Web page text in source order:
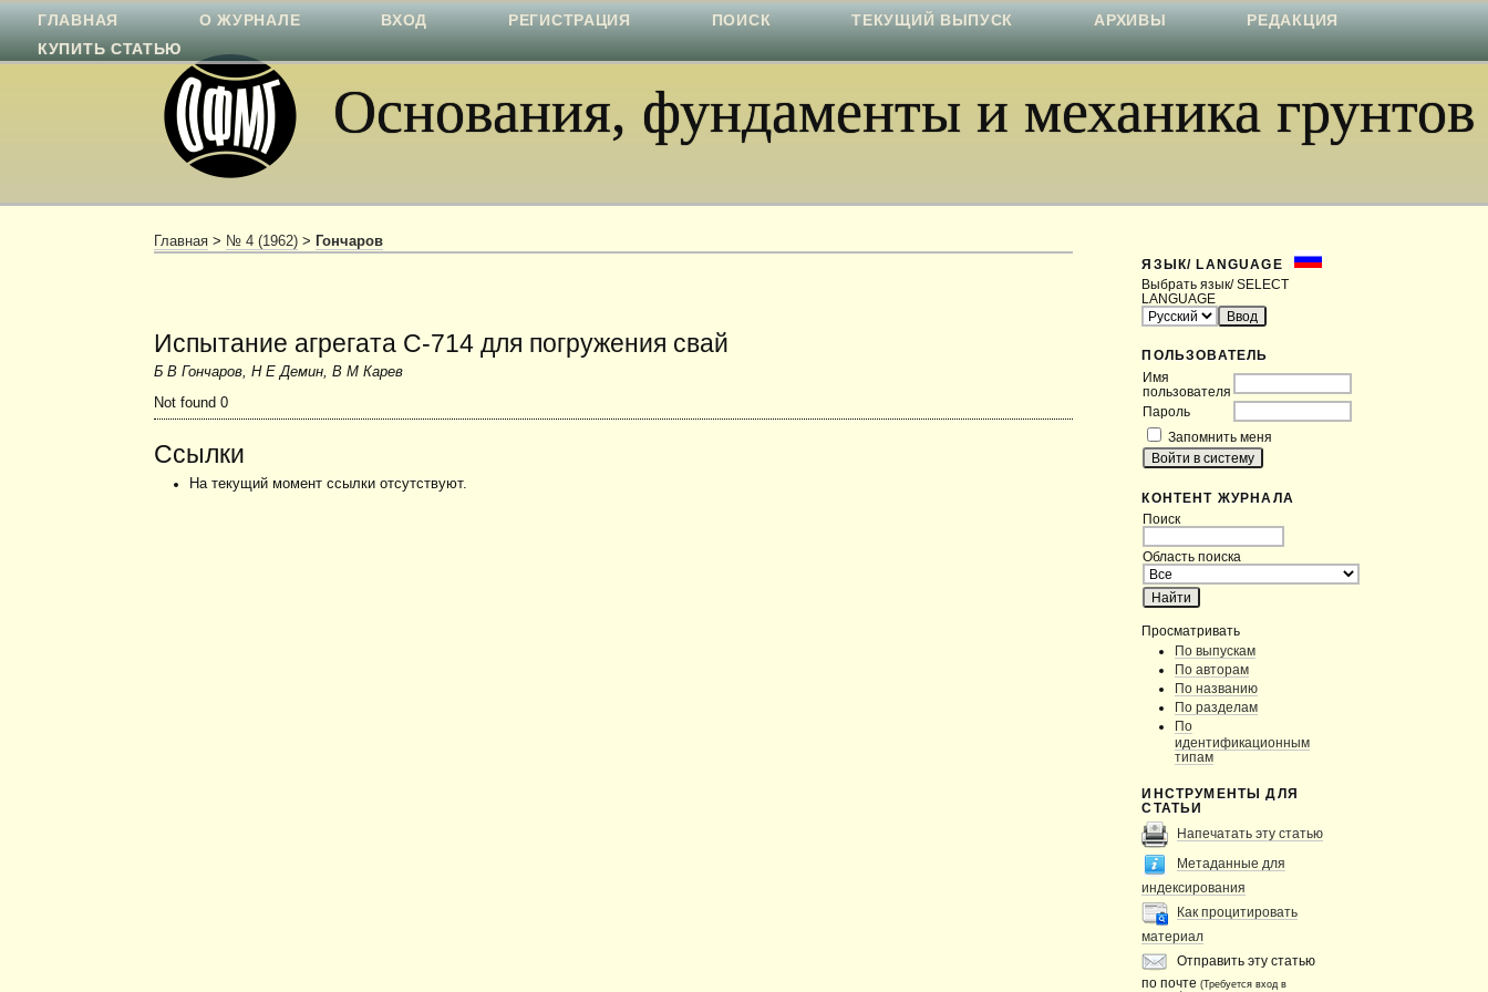
Основания, фундаменты и механика грунтов
ЯЗЫК/ LANGUAGE
Выбрать язык/ SELECT
LANGUAGE
ПОЛЬЗОВАТЕЛЬ
Имя
пользователя
Пароль
Запомнить меня
КОНТЕНТ ЖУРНАЛА
Поиск
Область поиска
Просматривать
По выпускам
По авторам
По названию
По разделам
По
идентификационным
типам
ИНСТРУМЕНТЫ ДЛЯ
СТАТЬИ
Напечатать эту статью
Метаданные для
индексирования
Как процитировать
материал
Отправить эту статью
по почте(Требуется вход в
ГЛАВНАЯ О ЖУРНАЛЕ ВХОД РЕГИСТРАЦИЯ ПОИСК ТЕКУЩИЙ ВЫПУСК АРХИВЫ
РЕДАКЦИЯ
КУПИТЬ СТАТЬЮ
Главная > № 4 (1962) > Гончаров
Испытание агрегата С-714 для погружения свай
Б В Гончаров, Н Е Демин, В М Карев
Not found 0
Ссылки
На текущий момент ссылки отсутствуют.